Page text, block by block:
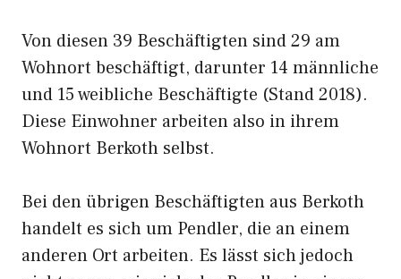
Von diesen 39 Beschäftigten sind 29 am
Wohnort beschäftigt, darunter 14 männliche
und 15 weibliche Beschäftigte (Stand 2018).
Diese Einwohner arbeiten also in ihrem
Wohnort Berkoth selbst.
Bei den übrigen Beschäftigten aus Berkoth
handelt es sich um Pendler, die an einem
anderen Ort arbeiten. Es lässt sich jedoch